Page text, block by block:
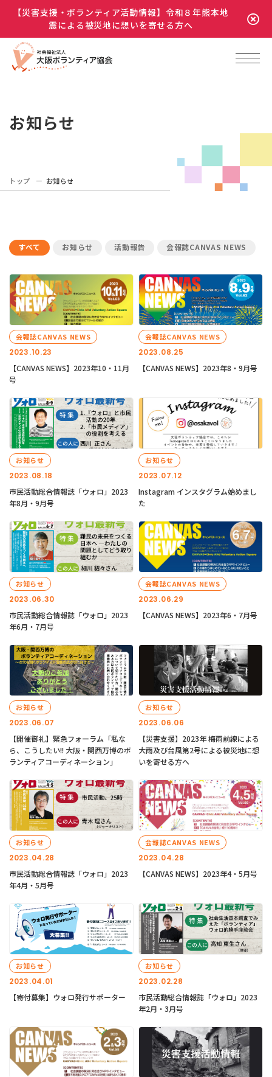
【災害支援・ボランティア活動情報】令和８年熊本地
震による被災地に想いを寄せる方へ
お知らせ
トップ お知らせ
すべて お知らせ 活動報告 会報誌CANVAS NEWS
2023.10.23
会報誌CANVAS NEWS
【CANVAS NEWS】2023年10・11月
号
2023.08.25
会報誌CANVAS NEWS
【CANVAS NEWS】2023年8・9月号
2023.08.18
お知らせ
市民活動総合情報誌「ウォロ」2023
年8月・9月号
2023.07.12
お知らせ
Instagram インスタグラム始めまし
た
2023.06.30
お知らせ
市民活動総合情報誌「ウォロ」2023
年6月・7月号
2023.06.29
会報誌CANVAS NEWS
【CANVAS NEWS】2023年6・7月号
2023.06.07
お知らせ
【開催御礼】緊急フォーラム「私な
ら、こうしたい!! 大阪・関西万博のボ
ランティアコーディネーション」
2023.06.06
お知らせ
【災害支援】2023年 梅雨前線による
大雨及び台風第2号による被災地に想
いを寄せる方へ
2023.04.28
お知らせ
市民活動総合情報誌「ウォロ」2023
年4月・5月号
2023.04.28
会報誌CANVAS NEWS
【CANVAS NEWS】2023年4・5月号
2023.04.01
お知らせ
【寄付募集】ウォロ発行サポーター
2023.02.28
お知らせ
市民活動総合情報誌「ウォロ」2023
年2月・3月号